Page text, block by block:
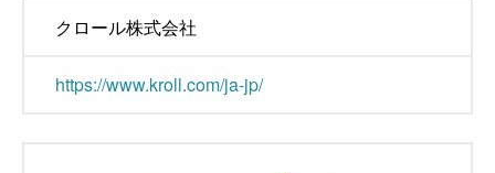
クロール株式会社
https://www.kroll.com/ja-jp/